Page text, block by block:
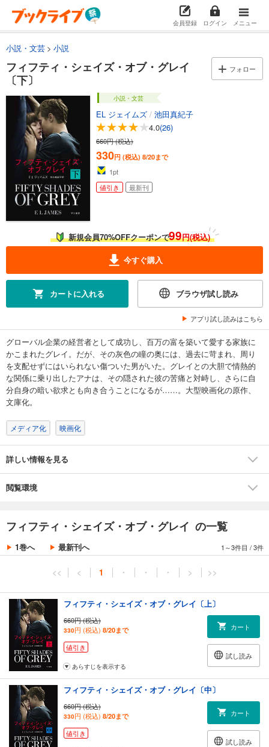
会員登録 ログイン メニュー
小説・文芸 小説
フィフティ・シェイズ・オブ・グレイ
〔下〕
フォロー
小説・文芸
EL ジェイムズ / 池田真紀子
4.0(26)
660円 (税込)
330円 (税込) 8/20まで
1pt
値引き
最新刊
新規会員70%OFFクーポンで99円(税込)
今すぐ購入
カートに入れる ブラウザ試し読み
アプリ試し読みはこちら
グローバル企業の経営者として成功し、百万の富を築いて愛する家族に
かこまれたグレイ。だが、その灰色の瞳の奥には、過去に苛まれ、周り
を支配せずにはいられない傷ついた男がいた。グレイとの大胆で情熱的
な関係に乗り出したアナは、その隠された彼の苦痛と対峙し、さらに自
分自身の暗い欲求とも向き合うことになるが……。大型映画化の原作、
文庫化。
メディア化 映画化
詳しい情報を見る
閲覧環境
フィフティ・シェイズ・オブ・グレイ の一覧
1巻へ 最新刊へ 1～3件目 /3件
<< < 1 ・ ・ ・ > >>
フィフティ・シェイズ・オブ・グレイ〔上〕
660円 (税込)
330円 (税込) 8/20まで
値引き
カート
試し読み
あらすじを表示する
フィフティ・シェイズ・オブ・グレイ〔中〕
660円 (税込)
330円 (税込) 8/20まで
値引き
カート
試し読み